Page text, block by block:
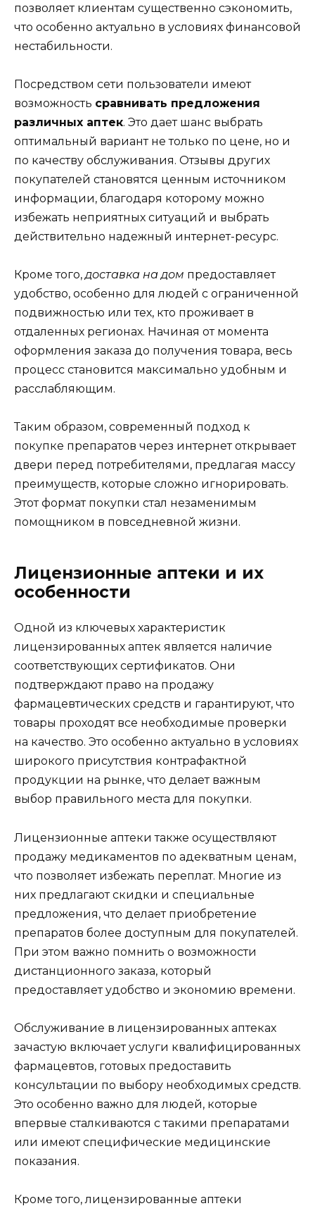
позволяет клиентам существенно сэкономить,
что особенно актуально в условиях финансовой
нестабильности.
Посредством сети пользователи имеют
возможность сравнивать предложения
различных аптек. Это дает шанс выбрать
оптимальный вариант не только по цене, но и
по качеству обслуживания. Отзывы других
покупателей становятся ценным источником
информации, благодаря которому можно
избежать неприятных ситуаций и выбрать
действительно надежный интернет-ресурс.
Кроме того,доставка на дом предоставляет
удобство, особенно для людей с ограниченной
подвижностью или тех, кто проживает в
отдаленных регионах. Начиная от момента
оформления заказа до получения товара, весь
процесс становится максимально удобным и
расслабляющим.
Таким образом, современный подход к
покупке препаратов через интернет открывает
двери перед потребителями, предлагая массу
преимуществ, которые сложно игнорировать.
Этот формат покупки стал незаменимым
помощником в повседневной жизни.
Лицензионные аптеки и их
особенности
Одной из ключевых характеристик
лицензированных аптек является наличие
соответствующих сертификатов. Они
подтверждают право на продажу
фармацевтических средств и гарантируют, что
товары проходят все необходимые проверки
на качество. Это особенно актуально в условиях
широкого присутствия контрафактной
продукции на рынке, что делает важным
выбор правильного места для покупки.
Лицензионные аптеки также осуществляют
продажу медикаментов по адекватным ценам,
что позволяет избежать переплат. Многие из
них предлагают скидки и специальные
предложения, что делает приобретение
препаратов более доступным для покупателей.
При этом важно помнить о возможности
дистанционного заказа, который
предоставляет удобство и экономию времени.
Обслуживание в лицензированных аптеках
зачастую включает услуги квалифицированных
фармацевтов, готовых предоставить
консультации по выбору необходимых средств.
Это особенно важно для людей, которые
впервые сталкиваются с такими препаратами
или имеют специфические медицинские
показания.
Кроме того, лицензированные аптеки